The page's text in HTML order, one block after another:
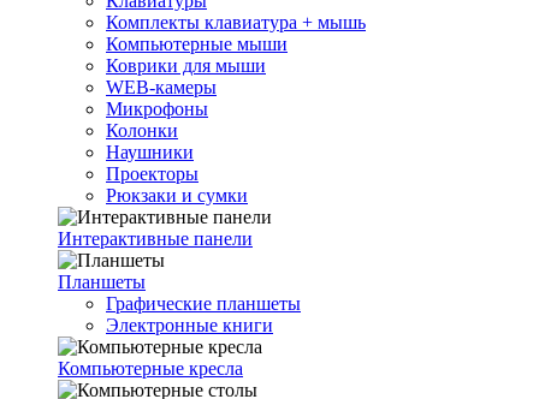
Комплекты клавиатура + мышь
Компьютерные мыши
Коврики для мыши
WEB-камеры
Микрофоны
Колонки
Наушники
Проекторы
Рюкзаки и сумки
Интерактивные панели
Планшеты
Графические планшеты
Электронные книги
Компьютерные кресла